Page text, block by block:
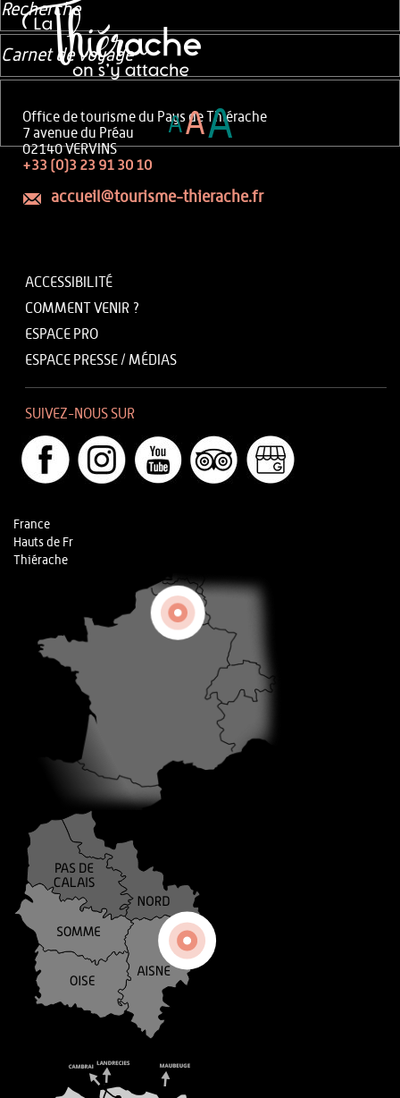
Office de tourisme du Pays de Thiérache
7 avenue du Préau
02140 VERVINS
+33 (0)3 23 91 30 10
accueil@tourisme-thierache.fr
ACCESSIBILITÉ
COMMENT VENIR ?
ESPACE PRO
ESPACE PRESSE / MÉDIAS
SUIVEZ-NOUS SUR
France
Hauts de Fr
Thiérache
Recherche
Carnet de voyage
AAA